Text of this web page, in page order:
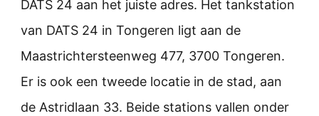
DATS 24 aan het juiste adres. Het tankstation
van DATS 24 in Tongeren ligt aan de
Maastrichtersteenweg 477, 3700 Tongeren.
Er is ook een tweede locatie in de stad, aan
de Astridlaan 33. Beide stations vallen onder